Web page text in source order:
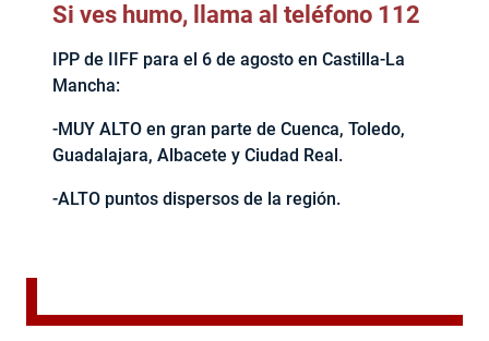
Si ves humo, llama al teléfono 112
IPP de IIFF para el 6 de agosto en Castilla-La
Mancha:
-MUY ALTO en gran parte de Cuenca, Toledo,
Guadalajara, Albacete y Ciudad Real.
-ALTO puntos dispersos de la región.